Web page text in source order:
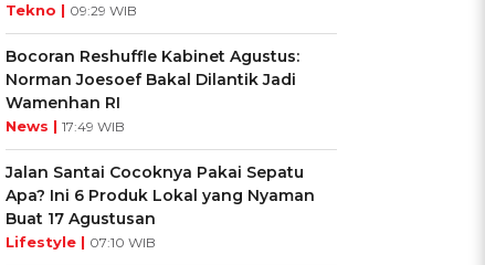
Tekno | 09:29 WIB
Bocoran Reshuffle Kabinet Agustus:
Norman Joesoef Bakal Dilantik Jadi
Wamenhan RI
News | 17:49 WIB
Jalan Santai Cocoknya Pakai Sepatu
Apa? Ini 6 Produk Lokal yang Nyaman
Buat 17 Agustusan
Lifestyle | 07:10 WIB